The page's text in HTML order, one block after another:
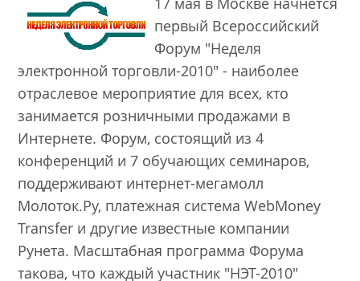
первый Всероссийский
Форум "Неделя
электронной торговли-2010" - наиболее
отраслевое мероприятие для всех, кто
занимается розничными продажами в
Интернете. Форум, состоящий из 4
конференций и 7 обучающих семинаров,
поддерживают интернет-мегамолл
Молоток.Ру, платежная система WebMoney
Transfer и другие известные компании
Рунета. Масштабная программа Форума
такова, что каждый участник "НЭТ-2010"